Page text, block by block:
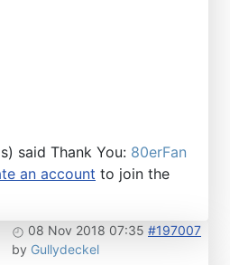
said Thank You: 80erFan
an account to join the
08 Nov 2018 07:35 #197007
by Gullydeckel